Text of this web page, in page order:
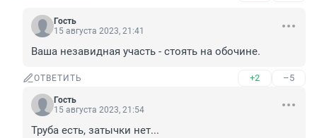
Гость
15 августа 2023, 21:41
Ваша незавидная участь - стоять на обочине.
ОТВЕТИТЬ +2 –5
Гость
15 августа 2023, 21:54
Труба есть, затычки нет...